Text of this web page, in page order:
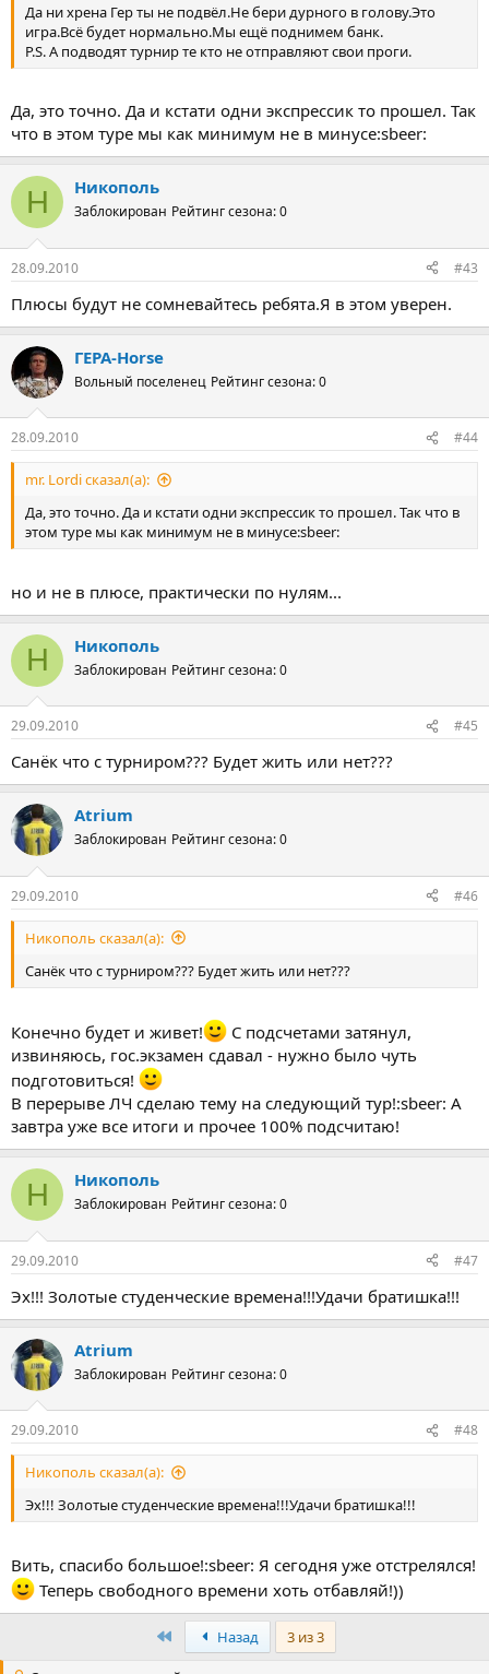
Да ни хрена Гер ты не подвёл.Не бери дурного в голову.Это
игра.Всё будет нормально.Мы ещё поднимем банк.
P.S. А подводят турнир те кто не отправляют свои проги.
Да, это точно. Да и кстати одни экспрессик то прошел. Так
что в этом туре мы как минимум не в минусе:sbeer:
Н Никополь
Заблокирован Рейтинг сезона: 0
28.09.2010 #43
Плюсы будут не сомневайтесь ребята.Я в этом уверен.
ГЕРА-Horse
Вольный поселенец Рейтинг сезона: 0
28.09.2010 #44
mr. Lordi сказал(а):
Да, это точно. Да и кстати одни экспрессик то прошел. Так что в
этом туре мы как минимум не в минусе:sbeer:
но и не в плюсе, практически по нулям...
Н Никополь
Заблокирован Рейтинг сезона: 0
29.09.2010 #45
Санёк что с турниром??? Будет жить или нет???
Atrium
Заблокирован Рейтинг сезона: 0
29.09.2010 #46
Никополь сказал(а):
Санёк что с турниром??? Будет жить или нет???
Конечно будет и живет!
С подсчетами затянул,
извиняюсь, гос.экзамен сдавал - нужно было чуть
подготовиться!
В перерыве ЛЧ сделаю тему на следующий тур!:sbeer: А
завтра уже все итоги и прочее 100% подсчитаю!
Н Никополь
Заблокирован Рейтинг сезона: 0
29.09.2010 #47
Эх!!! Золотые студенческие времена!!!Удачи братишка!!!
Atrium
Заблокирован Рейтинг сезона: 0
29.09.2010 #48
Никополь сказал(а):
Эх!!! Золотые студенческие времена!!!Удачи братишка!!!
Вить, спасибо большое!:sbeer: Я сегодня уже отстрелялся!
Теперь свободного времени хоть отбавляй!))
ПервыйНазад 3 из 3